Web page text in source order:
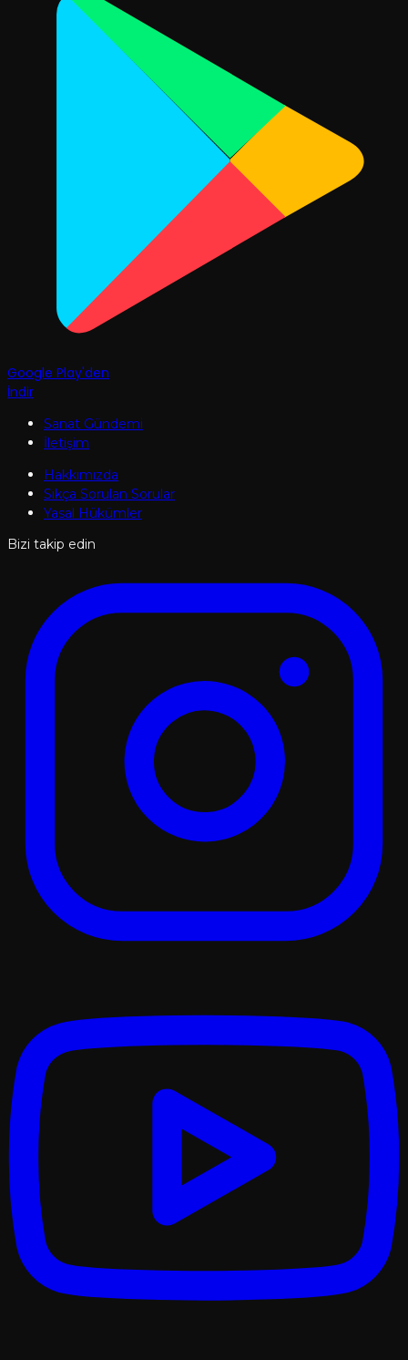
Google Play'den
İndir
Sanat Gündemi
İletişim
Hakkımızda
Sıkça Sorulan Sorular
Yasal Hükümler
Bizi takip edin